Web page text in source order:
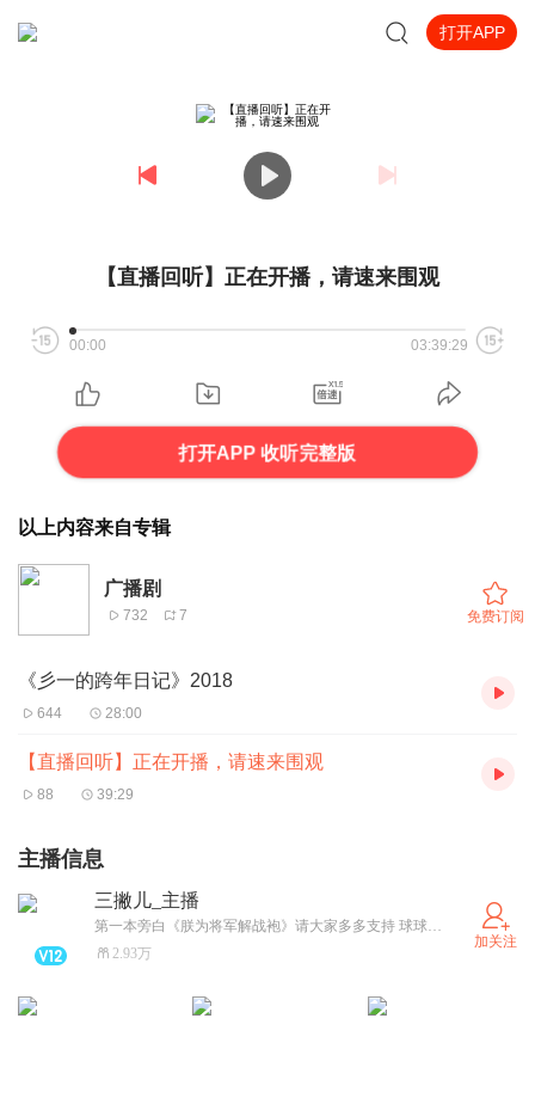
打开APP
【直播回听】正在开播，请速来围观
00:00 03:39:29
打开APP 收听完整版
以上内容来自专辑
广播剧
732 7 免费订阅
《彡一的跨年日记》2018
644 28:00
【直播回听】正在开播，请速来围观
88 39:29
主播信息
三撇儿_主播
第一本旁白《朕为将军解战袍》请大家多多支持 球球群: 【久遛22遛幺62幺】相册有二维码。代表作：《绝色毒妃：冷面寒王傲娇宠》、《少帅你老婆又跑了》、《AI迷航》、《十年红妆》(唐家小主）
2.93万
加关注